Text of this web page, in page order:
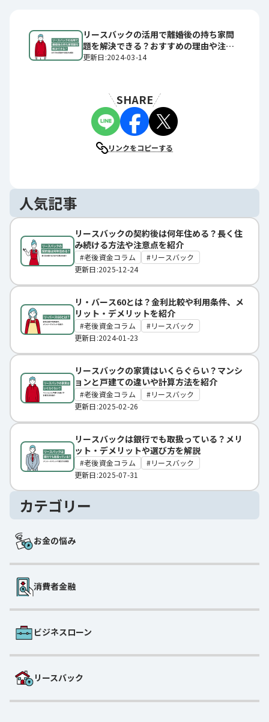
リースバックの活用で離婚後の持ち家問
題を解決できる？おすすめの理由や注意
点も解説
更新日:2024-03-14
SHARE
リンクをコピーする
人気記事
リースバックの契約後は何年住める？長く住
み続ける方法や注意点を紹介
老後資金コラム
リースバック
更新日:2025-12-24
リ・バース60とは？金利比較や利用条件、メ
リット・デメリットを紹介
老後資金コラム
リースバック
更新日:2024-01-23
リースバックの家賃はいくらぐらい？マンシ
ョンと戸建ての違いや計算方法を紹介
老後資金コラム
リースバック
更新日:2025-02-26
リースバックは銀行でも取扱っている？メリ
ット・デメリットや選び方を解説
老後資金コラム
リースバック
更新日:2025-07-31
カテゴリー
お金の悩み
消費者金融
ビジネスローン
リースバック